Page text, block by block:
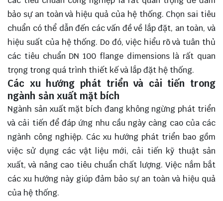
bảo sự an toàn và hiệu quả của hệ thống. Chọn sai tiêu
chuẩn có thể dẫn đến các vấn đề về lắp đặt, an toàn, và
hiệu suất của hệ thống. Do đó, việc hiểu rõ và tuân thủ
các tiêu chuẩn DN 100 flange dimensions là rất quan
trọng trong quá trình thiết kế và lắp đặt hệ thống.
Các xu hướng phát triển và cải tiến trong
ngành sản xuất mặt bích
Ngành sản xuất mặt bích đang không ngừng phát triển
và cải tiến để đáp ứng nhu cầu ngày càng cao của các
ngành công nghiệp. Các xu hướng phát triển bao gồm
việc sử dụng các vật liệu mới, cải tiến kỹ thuật sản
xuất, và nâng cao tiêu chuẩn chất lượng. Việc nắm bắt
các xu hướng này giúp đảm bảo sự an toàn và hiệu quả
của hệ thống.